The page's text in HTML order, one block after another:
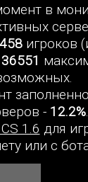
в
игроков
36551
- 12.2%.
1.6 для
или с